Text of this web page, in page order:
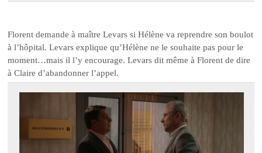
Florent demande à maître Levars si Hélène va reprendre son boulot
à l’hôpital. Levars explique qu’Hélène ne le souhaite pas pour le
moment…mais il l’y encourage. Levars dit même à Florent de dire
à Claire d’abandonner l’appel.